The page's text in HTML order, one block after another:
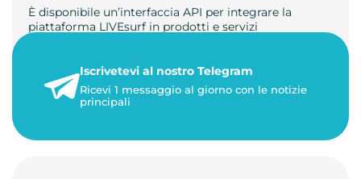
È disponibile un’interfaccia API per integrare la
piattaforma LIVEsurf in prodotti e servizi
23 maggio 2026
1 minuto di lettura
Iscrivetevi al nostro Telegram
Ricevi 1 messaggio al giorno con le notizie
principali